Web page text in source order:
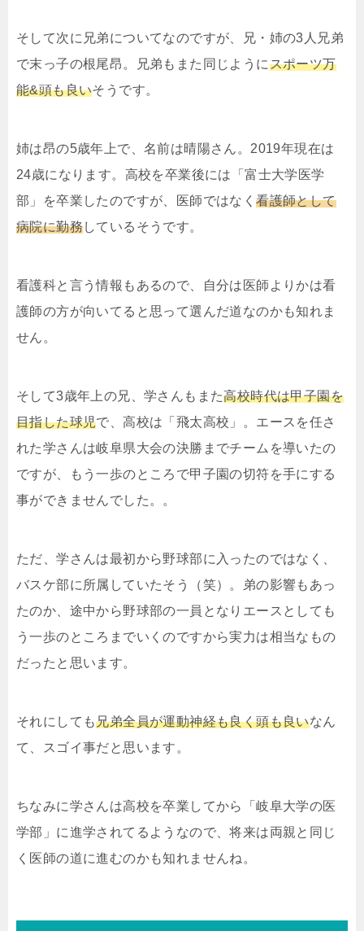
そして次に兄弟についてなのですが、兄・姉の3人兄弟
で末っ子の根尾昂。兄弟もまた同じようにスポーツ万
能&頭も良いそうです。
姉は昂の5歳年上で、名前は晴陽さん。2019年現在は
24歳になります。高校を卒業後には「富士大学医学
部」を卒業したのですが、医師ではなく看護師として
病院に勤務しているそうです。
看護科と言う情報もあるので、自分は医師よりかは看
護師の方が向いてると思って選んだ道なのかも知れま
せん。
そして3歳年上の兄、学さんもまた高校時代は甲子園を
目指した球児で、高校は「飛太高校」。エースを任さ
れた学さんは岐阜県大会の決勝までチームを導いたの
ですが、もう一歩のところで甲子園の切符を手にする
事ができませんでした。。
ただ、学さんは最初から野球部に入ったのではなく、
バスケ部に所属していたそう（笑）。弟の影響もあっ
たのか、途中から野球部の一員となりエースとしても
う一歩のところまでいくのですから実力は相当なもの
だったと思います。
それにしても兄弟全員が運動神経も良く頭も良いなん
て、スゴイ事だと思います。
ちなみに学さんは高校を卒業してから「岐阜大学の医
学部」に進学されてるようなので、将来は両親と同じ
く医師の道に進むのかも知れませんね。